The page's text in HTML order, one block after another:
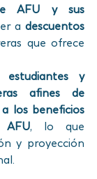
AFU y sus
a descuentos
que ofrece
estudiantes y
afines de
los beneficios
, lo que
y proyección